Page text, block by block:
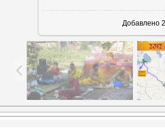
Добавлено